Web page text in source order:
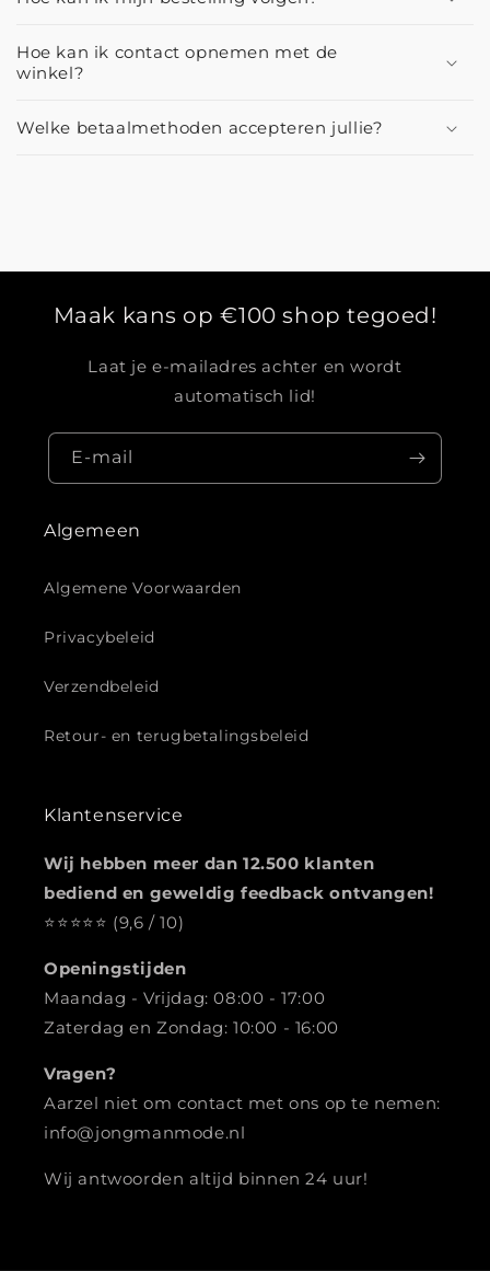
Hoe kan ik contact opnemen met de
winkel?
Welke betaalmethoden accepteren jullie?
Maak kans op €100 shop tegoed!
Laat je e-mailadres achter en wordt
automatisch lid!
E‑mail
Algemeen
Algemene Voorwaarden
Privacybeleid
Verzendbeleid
Retour- en terugbetalingsbeleid
Klantenservice
Wij hebben meer dan 12.500 klanten
bediend en geweldig feedback ontvangen!
⭐️️️️️️️️️️️️️️️⭐️⭐️⭐️⭐️ (9,6 / 10)
Openingstijden
Maandag - Vrijdag: 08:00 - 17:00
Zaterdag en Zondag: 10:00 - 16:00
Vragen?
Aarzel niet om contact met ons op te nemen:
info@jongmanmode.nl
Wij antwoorden altijd binnen 24 uur!